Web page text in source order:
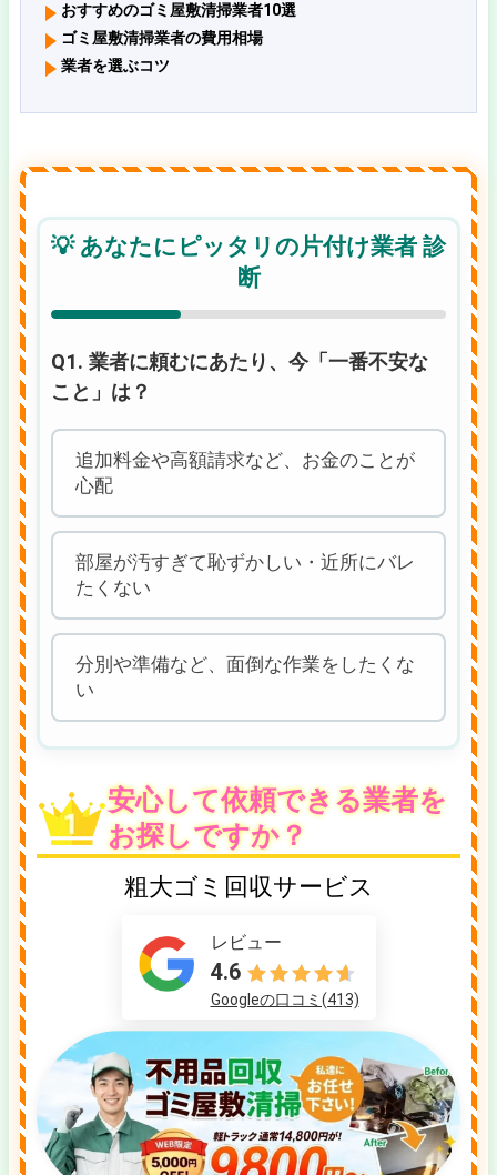
おすすめのゴミ屋敷清掃業者10選
ゴミ屋敷清掃業者の費用相場
業者を選ぶコツ
💡 あなたにピッタリの片付け業者 診
断
Q1. 業者に頼むにあたり、今「一番不安な
こと」は？
追加料金や高額請求など、お金のことが
心配
部屋が汚すぎて恥ずかしい・近所にバレ
たくない
分別や準備など、面倒な作業をしたくな
い
安心して依頼できる業者を
お探しですか？
粗大ゴミ回収サービス
レビュー
4.6
Googleの口コミ(413)